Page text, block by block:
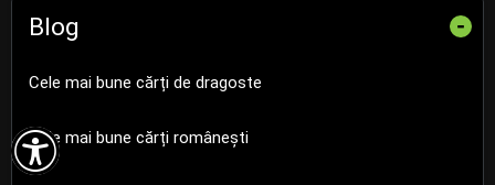

Blog -
Cele mai bune cărți de dragoste
Cele mai bune cărți românești